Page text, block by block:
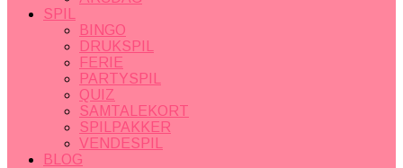
SPIL
BINGO
DRUKSPIL
FERIE
PARTYSPIL
QUIZ
SAMTALEKORT
SPILPAKKER
VENDESPIL
BLOG